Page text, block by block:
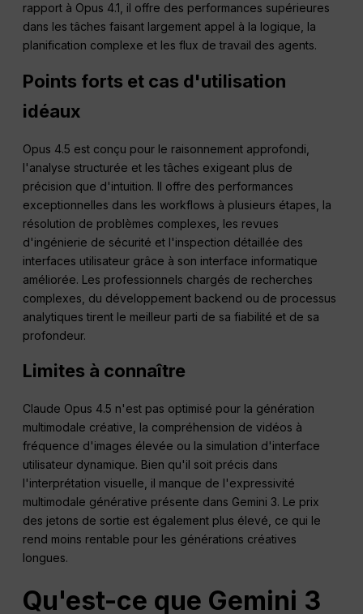
rapport à Opus 4.1, il offre des performances supérieures
dans les tâches faisant largement appel à la logique, la
planification complexe et les flux de travail des agents.
Points forts et cas d'utilisation
idéaux
Opus 4.5 est conçu pour le raisonnement approfondi,
l'analyse structurée et les tâches exigeant plus de
précision que d'intuition. Il offre des performances
exceptionnelles dans les workflows à plusieurs étapes, la
résolution de problèmes complexes, les revues
d'ingénierie de sécurité et l'inspection détaillée des
interfaces utilisateur grâce à son interface informatique
améliorée. Les professionnels chargés de recherches
complexes, du développement backend ou de processus
analytiques tirent le meilleur parti de sa fiabilité et de sa
profondeur.
Limites à connaître
Claude Opus 4.5 n'est pas optimisé pour la génération
multimodale créative, la compréhension de vidéos à
fréquence d'images élevée ou la simulation d'interface
utilisateur dynamique. Bien qu'il soit précis dans
l'interprétation visuelle, il manque de l'expressivité
multimodale générative présente dans Gemini 3. Le prix
des jetons de sortie est également plus élevé, ce qui le
rend moins rentable pour les générations créatives
longues.
Qu'est-ce que Gemini 3